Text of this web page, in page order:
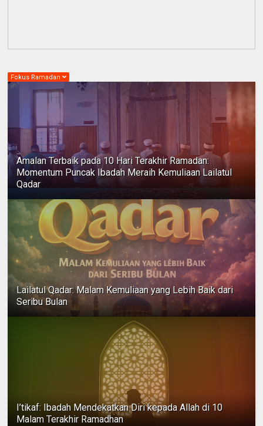
Fokus Ramadan
Amalan Terbaik pada 10 Hari Terakhir Ramadan:
Momentum Puncak Ibadah Meraih Kemuliaan Lailatul
Qadar
Lailatul Qadar: Malam Kemuliaan yang Lebih Baik dari
Seribu Bulan
I’tikaf: Ibadah Mendekatkan Diri kepada Allah di 10
Malam Terakhir Ramadhan